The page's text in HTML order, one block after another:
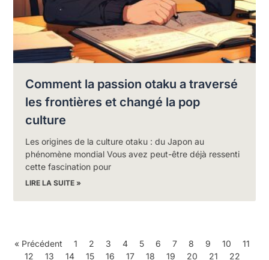
Comment la passion otaku a traversé
les frontières et changé la pop
culture
Les origines de la culture otaku : du Japon au
phénomène mondial Vous avez peut-être déjà ressenti
cette fascination pour
LIRE LA SUITE »
« Précédent 1 2 3 4 5 6 7 8 9 10
11
12
13 14 15 16 17 18 19 20 21
22